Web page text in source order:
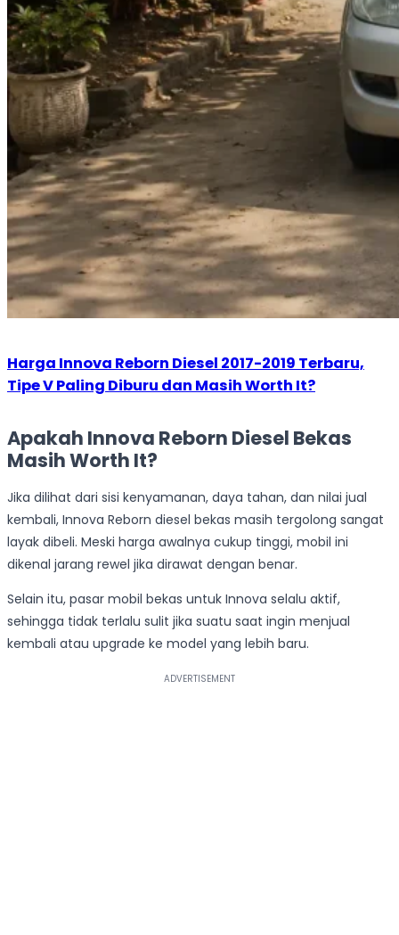
Harga Innova Reborn Diesel 2017-2019 Terbaru,
Tipe V Paling Diburu dan Masih Worth It?
Apakah Innova Reborn Diesel Bekas
Masih Worth It?
Jika dilihat dari sisi kenyamanan, daya tahan, dan nilai jual
kembali, Innova Reborn diesel bekas masih tergolong sangat
layak dibeli. Meski harga awalnya cukup tinggi, mobil ini
dikenal jarang rewel jika dirawat dengan benar.
Selain itu, pasar mobil bekas untuk Innova selalu aktif,
sehingga tidak terlalu sulit jika suatu saat ingin menjual
kembali atau upgrade ke model yang lebih baru.